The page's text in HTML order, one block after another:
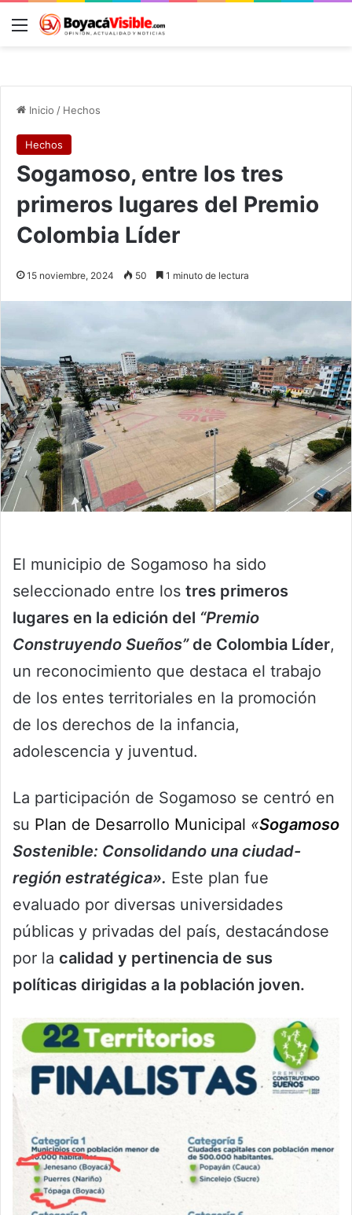
Menú
Inicio / Hechos
Hechos
Sogamoso, entre los tres
primeros lugares del Premio
Colombia Líder
15 noviembre, 2024 50 1 minuto de lectura
El municipio de Sogamoso ha sido
seleccionado entre los tres primeros
lugares en la edición del “Premio
Construyendo Sueños”de Colombia Líder,
un reconocimiento que destaca el trabajo
de los entes territoriales en la promoción
de los derechos de la infancia,
adolescencia y juventud.
La participación de Sogamoso se centró en
su Plan de Desarrollo Municipal «Sogamoso
Sostenible: Consolidando una ciudad-
región estratégica». Este plan fue
evaluado por diversas universidades
públicas y privadas del país, destacándose
por la calidad y pertinencia de sus
políticas dirigidas a la población joven.